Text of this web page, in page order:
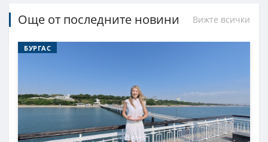
Още от последните новини Вижте всички
БУРГАС